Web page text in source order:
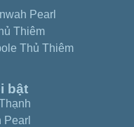
Pearl
Thiêm
Thủ Thiêm
bật
Pearl